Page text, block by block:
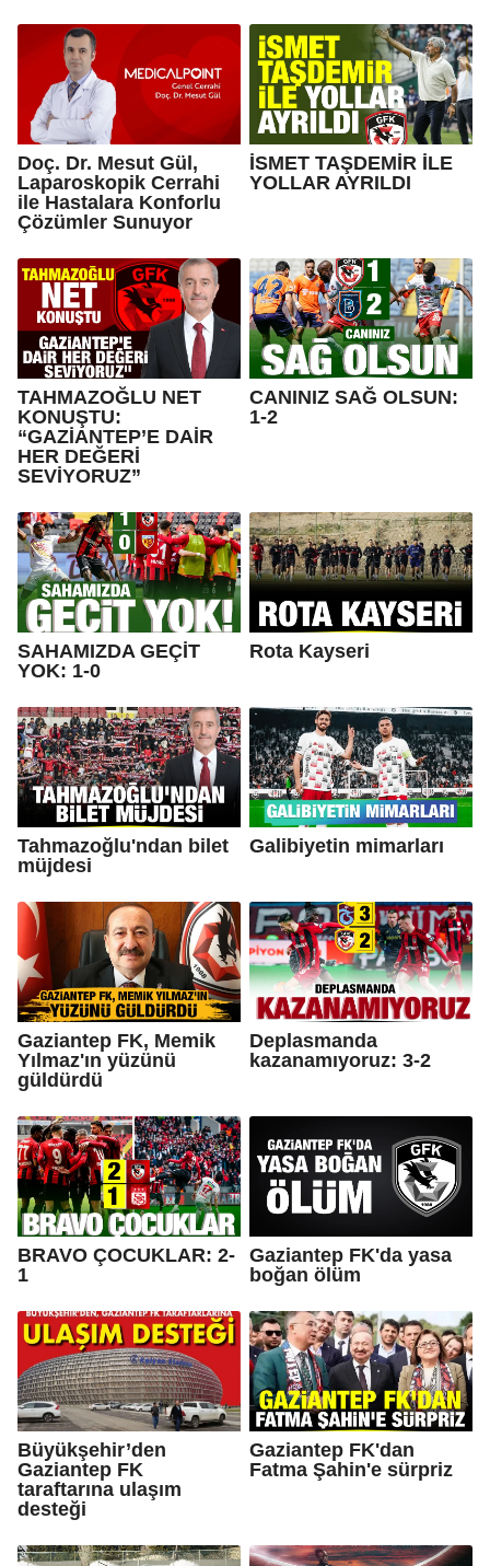
Doç. Dr. Mesut Gül,
Laparoskopik Cerrahi
ile Hastalara Konforlu
Çözümler Sunuyor
İSMET TAŞDEMİR İLE
YOLLAR AYRILDI
TAHMAZOĞLU NET
KONUŞTU:
“GAZİANTEP’E DAİR
HER DEĞERİ
SEVİYORUZ”
CANINIZ SAĞ OLSUN:
1-2
SAHAMIZDA GEÇİT
YOK: 1-0
Rota Kayseri
Tahmazoğlu'ndan bilet
müjdesi
Galibiyetin mimarları
Gaziantep FK, Memik
Yılmaz'ın yüzünü
güldürdü
Deplasmanda
kazanamıyoruz: 3-2
BRAVO ÇOCUKLAR: 2-
1
Gaziantep FK'da yasa
boğan ölüm
Büyükşehir’den
Gaziantep FK
taraftarına ulaşım
desteği
Gaziantep FK'dan
Fatma Şahin'e sürpriz